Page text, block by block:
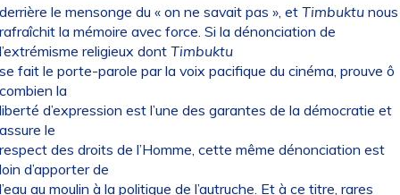
le mensonge du « on ne savait pas », et Timbuktunous
la mémoire avec force. Si la dénonciation de
religieux dont Timbuktu
fait le porte-parole par la voix pacifique du cinéma, prouve ô
la
d’expression est l’une des garantes de la démocratie et
le
des droits de l’Homme, cette même dénonciation est
d’apporter de
au moulin à la politique de l’autruche. Et à ce titre, rares